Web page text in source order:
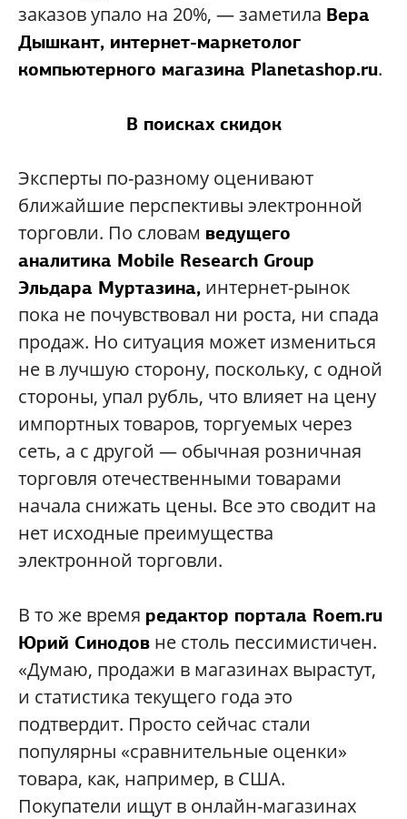
заказов упало на 20%, — заметила Вера
Дышкант, интернет-маркетолог
компьютерного магазина Planetashop.ru.
В поисках скидок
Эксперты по-разному оценивают
ближайшие перспективы электронной
торговли. По словам ведущего
аналитика Mobile Research Group
Эльдара Муртазина, интернет-рынок
пока не почувствовал ни роста, ни спада
продаж. Но ситуация может измениться
не в лучшую сторону, поскольку, с одной
стороны, упал рубль, что влияет на цену
импортных товаров, торгуемых через
сеть, а с другой — обычная розничная
торговля отечественными товарами
начала снижать цены. Все это сводит на
нет исходные преимущества
электронной торговли.
В то же время редактор портала Roem.ru
Юрий Синодов не столь пессимистичен.
«Думаю, продажи в магазинах вырастут,
и статистика текущего года это
подтвердит. Просто сейчас стали
популярны «сравнительные оценки»
товара, как, например, в США.
Покупатели ищут в онлайн-магазинах